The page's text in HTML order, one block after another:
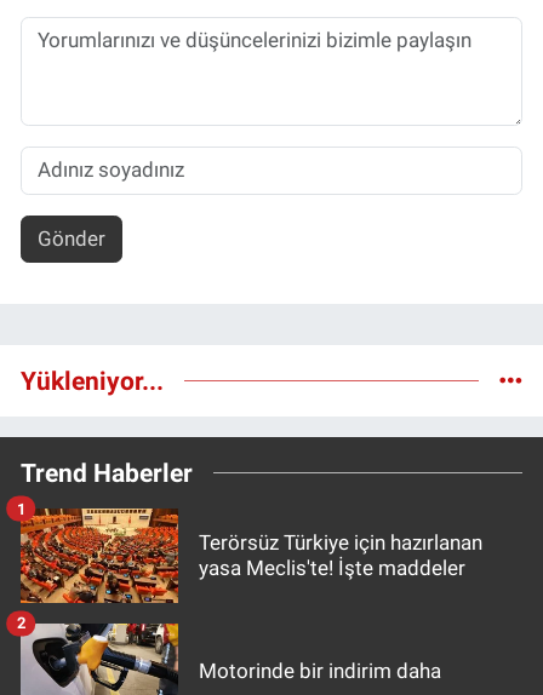
Gönder
Yükleniyor...
Trend Haberler
Terörsüz Türkiye için hazırlanan
yasa Meclis'te! İşte maddeler
1
Motorinde bir indirim daha
2